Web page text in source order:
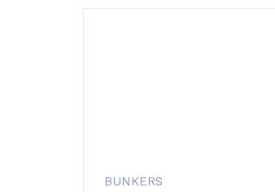
BUNKERS